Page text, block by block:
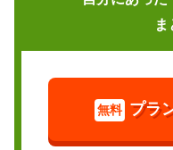
ま
無料 プラ